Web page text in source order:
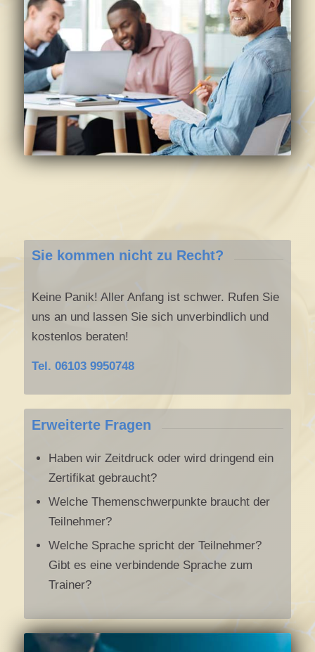
Sie kommen nicht zu Recht?
Keine Panik! Aller Anfang ist schwer. Rufen Sie
uns an und lassen Sie sich unverbindlich und
kostenlos beraten!
Tel. 06103 9950748
Erweiterte Fragen
Haben wir Zeitdruck oder wird dringend ein
Zertifikat gebraucht?
Welche Themenschwerpunkte braucht der
Teilnehmer?
Welche Sprache spricht der Teilnehmer?
Gibt es eine verbindende Sprache zum
Trainer?